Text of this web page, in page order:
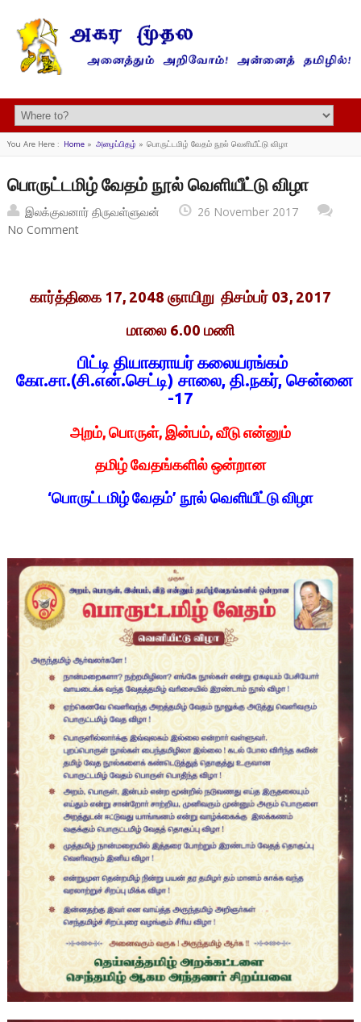
You Are Here : Home» அழைப்பிதழ் » பொருட்டமிழ் வேதம் நூல் வெளியீட்டு விழா
பொருட்டமிழ் வேதம் நூல் வெளியீட்டு விழா
இலக்குவனார் திருவள்ளுவன்
26 November 2017
No Comment
கார்த்திகை 17, 2048 ஞாயிறு திசம்பர் 03, 2017
மாலை 6.00 மணி
பிட்டி தியாகராயர் கலையரங்கம்
கோ.சா.(சி.என்.செட்டி) சாலை, தி.நகர், சென்னை
-17
அறம், பொருள், இன்பம், வீடு என்னும்
தமிழ் வேதங்களில் ஒன்றான
‘பொருட்டமிழ் வேதம்’ நூல் வெளியீட்டு விழா